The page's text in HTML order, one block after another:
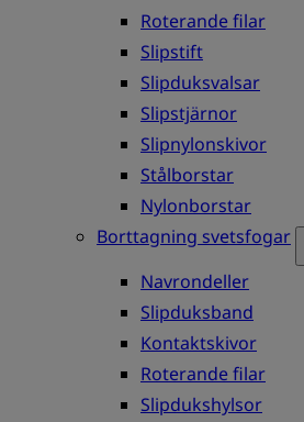
Roterande filar
Slipstift
Slipduksvalsar
Slipstjärnor
Slipnylonskivor
Stålborstar
Nylonborstar
Borttagning svetsfogar
Navrondeller
Slipduksband
Kontaktskivor
Roterande filar
Slipdukshylsor